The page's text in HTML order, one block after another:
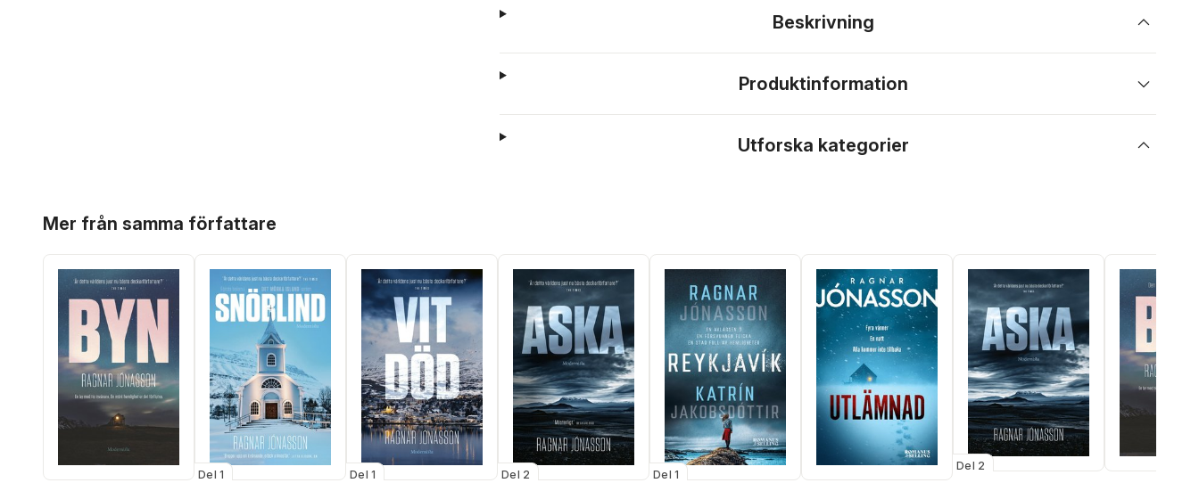
Beskrivning
Produktinformation
Utforska kategorier
Mer från samma författare
Del 1 Del 1 Del 2 Del 1
Del 2